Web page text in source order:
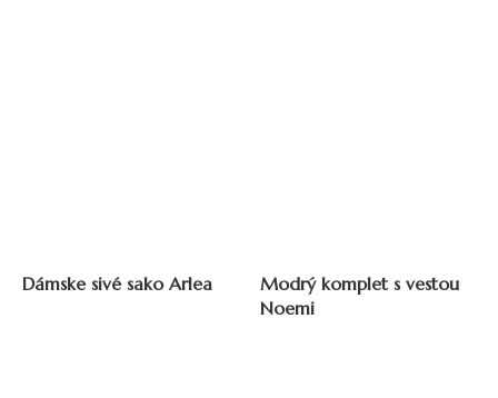
Dámske sivé sako Arlea
Modrý komplet s vestou
Noemi